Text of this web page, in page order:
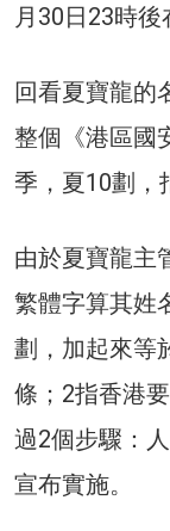
月30日23時後
回看夏寶龍的
整個《港區國
季，夏10劃，
由於夏寶龍主
繁體字算其姓
劃，加起來等
條；2指香港
過2個步驟：
宣布實施。